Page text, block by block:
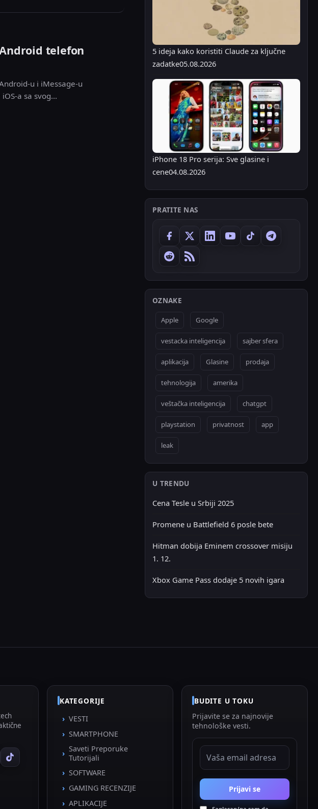
telefon
u i iMessage-u
a sa svog...
5 ideja kako koristiti Claude za ključne
zadatke05.08.2026
iPhone 18 Pro serija: Sve glasine i
cene04.08.2026
PRATITE NAS
OZNAKE
Apple Google
vestacka inteligencija sajber sfera
aplikacija Glasine prodaja
tehnologija amerika
veštačka inteligencija chatgpt
playstation privatnost app
leak
U TRENDU
Cena Tesle u Srbiji 2025
Promene u Battlefield 6 posle bete
Hitman dobija Eminem crossover misiju
1. 12.
Xbox Game Pass dodaje 5 novih igara
KATEGORIJE
VESTI
SMARTPHONE
Saveti Preporuke
Tutorijali
SOFTWARE
GAMING RECENZIJE
APLIKACIJE
BUDITE U TOKU
Prijavite se za najnovije
tehnološke vesti.
EMAIL ADRESA
Prijavi se